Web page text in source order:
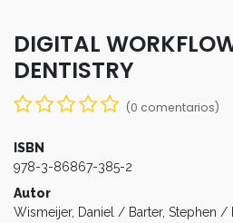
DIGITAL
DENTISTRY
(0 comentarios)
ISBN
978-3-86867-385-2
Autor
Wismeijer, Daniel / Barter, Stephen /